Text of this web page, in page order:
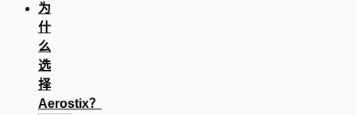
为
什
么
选
择
Aerostix？